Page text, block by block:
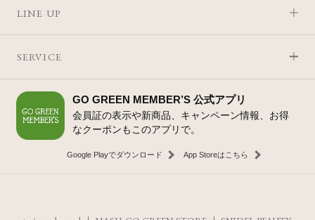
LINE UP
SERVICE
GO GREEN MEMBER’S 公式アプリ
会員証の表示や新商品、キャンペーン情報、お得
なクーポンもこのアプリで。
Google Playでダウンロード App Storeはこちら